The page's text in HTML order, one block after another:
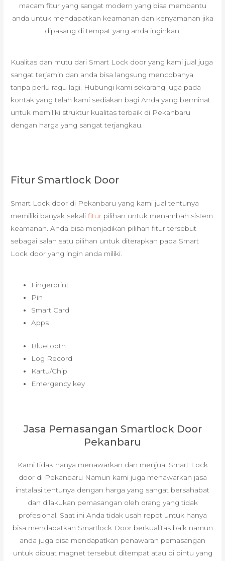
macam fitur yang sangat modern yang bisa membantu
anda untuk mendapatkan keamanan dan kenyamanan jika
dipasang di tempat yang anda inginkan.
Kualitas dan mutu dari Smart Lock door yang kami jual juga
sangat terjamin dan anda bisa langsung mencobanya
tanpa perlu ragu lagi. Hubungi kami sekarang juga pada
kontak yang telah kami sediakan bagi Anda yang berminat
untuk memiliki struktur kualitas terbaik di Pekanbaru
dengan harga yang sangat terjangkau.
Fitur Smartlock Door
Smart Lock door di Pekanbaru yang kami jual tentunya
memiliki banyak sekalifitur pilihan untuk menambah sistem
keamanan. Anda bisa menjadikan pilihan fitur tersebut
sebagai salah satu pilihan untuk diterapkan pada Smart
Lock door yang ingin anda miliki.
Fingerprint
Pin
Smart Card
Apps
Bluetooth
Log Record
Kartu/Chip
Emergency key
Jasa Pemasangan Smartlock Door
Pekanbaru
Kami tidak hanya menawarkan dan menjual Smart Lock
door di Pekanbaru Namun kami juga menawarkan jasa
instalasi tentunya dengan harga yang sangat bersahabat
dan dilakukan pemasangan oleh orang yang tidak
profesional. Saat ini Anda tidak usah repot untuk hanya
bisa mendapatkan Smartlock Door berkualitas baik namun
anda juga bisa mendapatkan penawaran pemasangan
untuk dibuat magnet tersebut ditempat atau di pintu yang